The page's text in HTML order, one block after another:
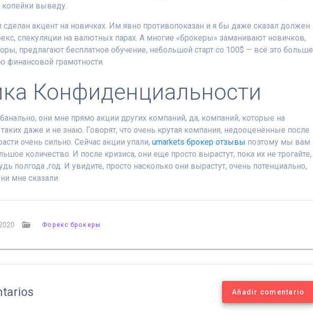
копейки выведу.
акцент на новичках. Им явно противопоказан и я бы даже сказал должен
спекуляции на валютных парах. А многие «брокеры» заманивают новичков,
предлагают бесплатное обучение, небольшой старт со 100$ — всё это больше
финансовой грамотности.
Конфиденциальности
они мне прямо акции других компаний, да, компаний, которые на
даже и не знаю. Говорят, что очень крутая компания, недооценённые после
очень сильно. Сейчас акции упали,umarkets брокер отзывы поэтому мы вам
количество. И после кризиса, они еще просто вырастут, пока их не трогайте,
полгода ,год. И увидите, просто насколько они вырастут, очень потенциально,
мне сказали.
Форекс брокеры
Añadir comentario